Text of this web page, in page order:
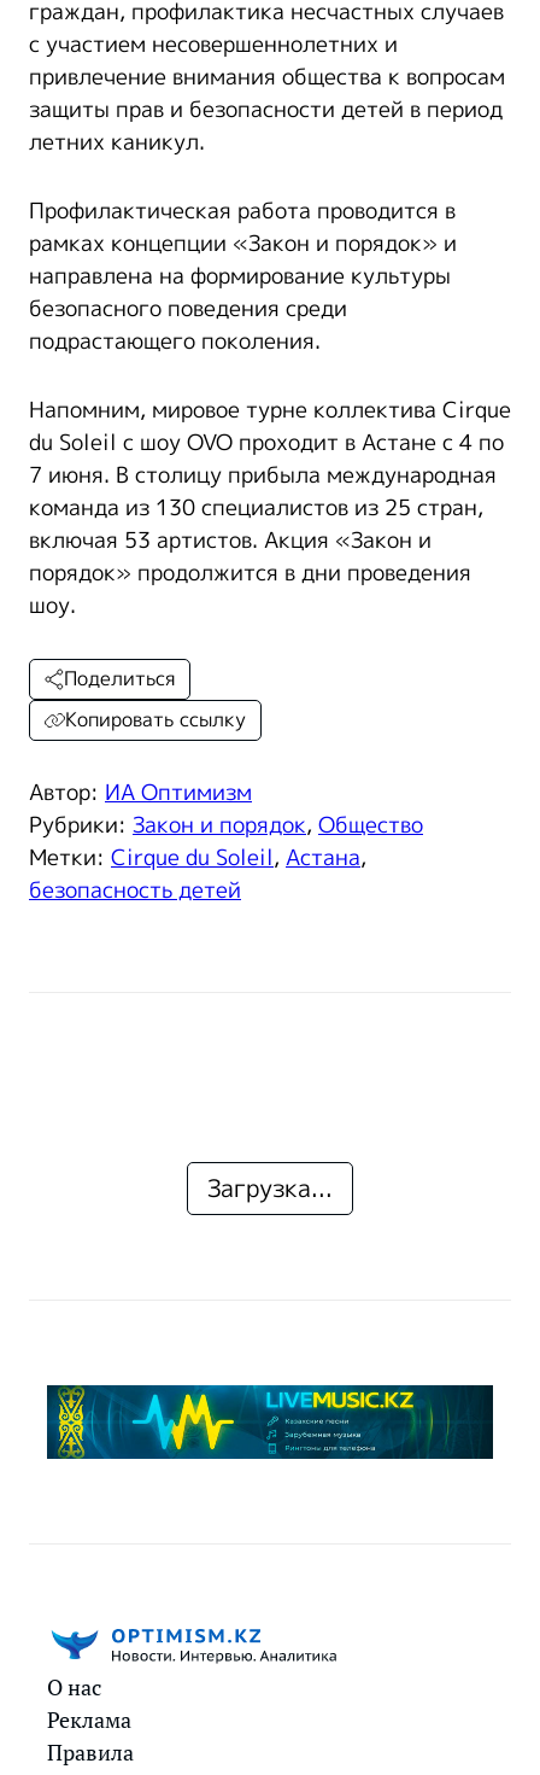
граждан, профилактика несчастных случаев
с участием несовершеннолетних и
привлечение внимания общества к вопросам
защиты прав и безопасности детей в период
летних каникул.
Профилактическая работа проводится в
рамках концепции «Закон и порядок» и
направлена на формирование культуры
безопасного поведения среди
подрастающего поколения.
Напомним, мировое турне коллектива Cirque
du Soleil с шоу OVO проходит в Астане с 4 по
7 июня. В столицу прибыла международная
команда из 130 специалистов из 25 стран,
включая 53 артистов. Акция «Закон и
порядок» продолжится в дни проведения
шоу.
Автор: ИА Оптимизм
Рубрики: Закон и порядок, Общество
Метки: Cirque du Soleil, Астана,
безопасность детей
Поделиться
Копировать ссылку
Загрузка...
О нас
Реклама
Правила